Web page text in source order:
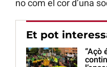
no com el cor d’una
Et pot
“Açò